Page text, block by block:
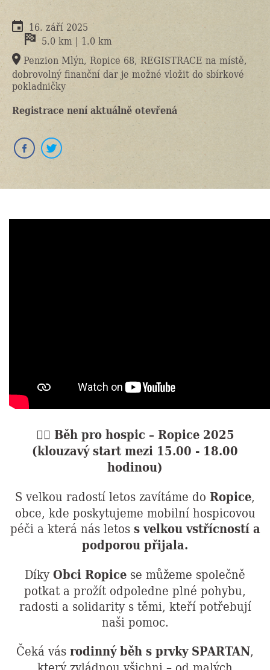
16. září 2025
5.0 km | 1.0 km
Penzion Mlýn, Ropice 68, REGISTRACE na místě,
dobrovolný finanční dar je možné vložit do sbírkové
pokladničky
Registrace není aktuálně otevřená
🏃‍♀️ Běh pro hospic – Ropice 2025
(klouzavý start mezi 15.00 - 18.00
hodinou)
S velkou radostí letos zavítáme do Ropice,
obce, kde poskytujeme mobilní hospicovou
péči a která nás letoss velkou vstřícností a
podporou přijala.
DíkyObci Ropice se můžeme společně
potkat a prožít odpoledne plné pohybu,
radosti a solidarity s těmi, kteří potřebují
naši pomoc.
Čeká vásrodinný běh s prvky SPARTAN,
který zvládnou všichni – od malých